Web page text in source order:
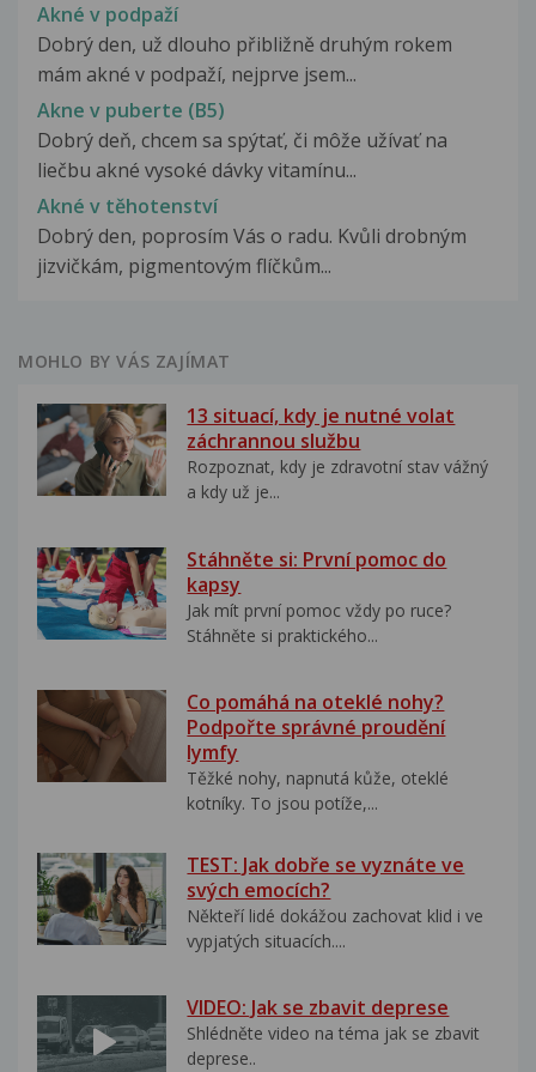
Akné v podpaží
Dobrý den, už dlouho přibližně druhým rokem
mám akné v podpaží, nejprve jsem...
Akne v puberte (B5)
Dobrý deň, chcem sa spýtať, či môže užívať na
liečbu akné vysoké dávky vitamínu...
Akné v těhotenství
Dobrý den, poprosím Vás o radu. Kvůli drobným
jizvičkám, pigmentovým flíčkům...
MOHLO BY VÁS ZAJÍMAT
13 situací, kdy je nutné volat
záchrannou službu
Rozpoznat, kdy je zdravotní stav vážný
a kdy už je...
Stáhněte si: První pomoc do
kapsy
Jak mít první pomoc vždy po ruce?
Stáhněte si praktického...
Co pomáhá na oteklé nohy?
Podpořte správné proudění
lymfy
Těžké nohy, napnutá kůže, oteklé
kotníky. To jsou potíže,...
TEST: Jak dobře se vyznáte ve
svých emocích?
Někteří lidé dokážou zachovat klid i ve
vypjatých situacích....
VIDEO: Jak se zbavit deprese
Shlédněte video na téma jak se zbavit
deprese..